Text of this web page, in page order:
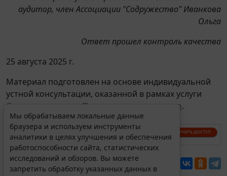
аудитор, член Ассоциации "Содружество" Иванкова
Ольга
Ответ прошел контроль качества
25 августа 2025 г.
Материал подготовлен на основе индивидуальной
устной консультации, оказанной в рамках услуги
Советы экспертов. Проверки, налоги, право.
Перепечатка
Мы обрабатываем локальные данные
браузера и используем инструменты
аналитики в целях улучшения и обеспечения
работоспособности сайта, статистических
исследований и обзоров. Вы можете
запретить обработку указанных данных в